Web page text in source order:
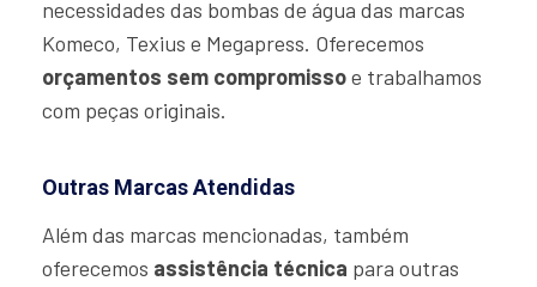
necessidades das bombas de água das marcas
Komeco, Texius e Megapress. Oferecemos
orçamentos sem compromissoe trabalhamos
com peças originais.
Outras Marcas Atendidas
Além das marcas mencionadas, também
oferecemos assistência técnica para outras